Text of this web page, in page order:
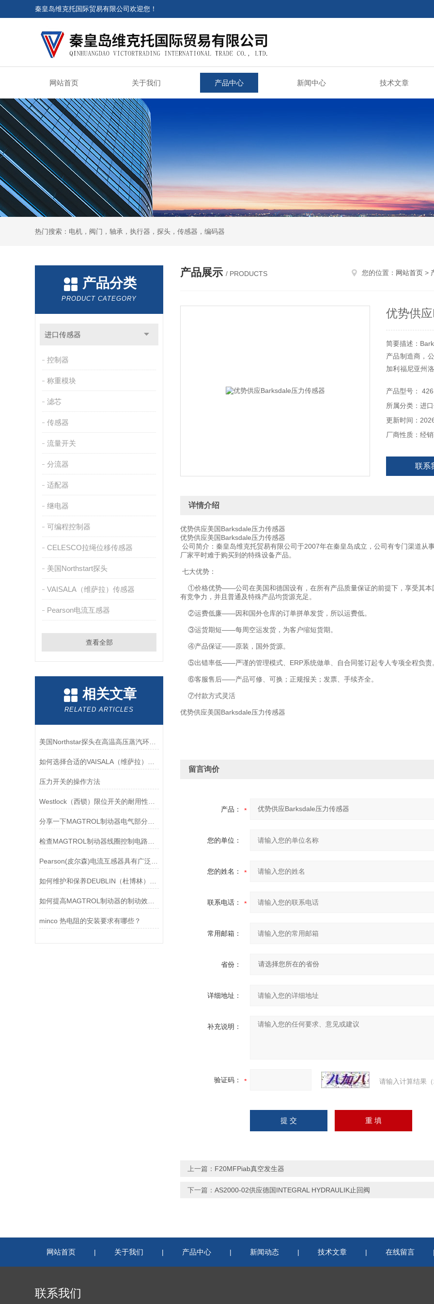
秦皇岛维克托国际贸易有限公司欢迎您！
网站首页 关于我们 产品中心 新闻中心 技术文章
热门搜索：电机，阀门，轴承，执行器，探头，传感器，编码器
产品分类
PRODUCT CATEGORY
进口传感器
控制器
称重模块
滤芯
传感器
流量开关
分流器
适配器
继电器
可编程控制器
CELESCO拉绳位移传感器
美国Northstart探头
VAISALA（维萨拉）传感器
Pearson电流互感器
查看全部
相关文章
RELATED ARTICLES
美国Northstar探头在高温高压蒸汽环境下的液位测量可靠性
压力开关的操作方法
minco 热电阻的安装要求有哪些？
产品展示 / PRODUCTS 您的位置： 网站首页 >
优势供
简要描述：
产品制造商，
加利福尼亚州
压力、温度、
需求。
产品型号： 426
所属分类：进
更新时间：
厂商性质：经
联系
详情介绍
优势供应美国Barksdale压力传感器
优势供应美国Barksdale压力传感器
公司简介：秦皇岛维克托贸易有限公司于2007年在秦皇岛成立，公司有专门渠道从
厂家平时难于购买到的特殊设备产品。
七大优势：
①价格优势——公司在美国和德国设有，在所有产品质量保证的前提下，享受其本
有竞争力，并且普通及特殊产品均货源充足。
②运费低廉——因和国外仓库的订单拼单发货，所以运费低。
③运货期短——每周空运发货，为客户缩短货期。
④产品保证——原装，国外货源。
⑤出错率低——严谨的管理模式、ERP系统做单、自合同签订起专人专项全程负责
⑥客服售后——产品可修、可换；正规报关；发票、手续齐全。
⑦付款方式灵活
优势供应美国Barksdale压力传感器
留言询价
产品：
您的单位：
您的姓名：
联系电话：
常用邮箱：
省份：
详细地址：
补充说明：
验证码： 请输入计算结果
上一篇： F20MFPiab真空发生器
下一篇： AS2000-02供应德国INTEGRAL HYDRAULIK止回阀
网站首页 | 关于我们 | 产品中心 | 新闻动态 | 技术文章 | 在线留言
联系我们